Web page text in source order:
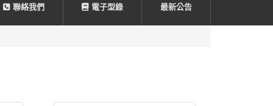
聯絡我們 電子型錄 最新公告